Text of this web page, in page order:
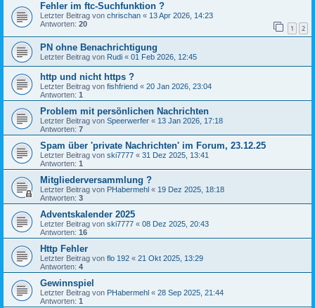
Fehler im ftc-Suchfunktion ?
Letzter Beitrag von chrischan « 13 Apr 2026, 14:23
Antworten: 20 1 2
PN ohne Benachrichtigung
Letzter Beitrag von Rudi « 01 Feb 2026, 12:45
http und nicht https ?
Letzter Beitrag von fishfriend « 20 Jan 2026, 23:04
Antworten: 1
Problem mit persönlichen Nachrichten
Letzter Beitrag von Speerwerfer « 13 Jan 2026, 17:18
Antworten: 7
Spam über 'private Nachrichten' im Forum, 23.12.25
Letzter Beitrag von ski7777 « 31 Dez 2025, 13:41
Antworten: 1
Mitgliederversammlung ?
Letzter Beitrag von PHabermehl « 19 Dez 2025, 18:18
Antworten: 3
Adventskalender 2025
Letzter Beitrag von ski7777 « 08 Dez 2025, 20:43
Antworten: 16
Http Fehler
Letzter Beitrag von flo 192 « 21 Okt 2025, 13:29
Antworten: 4
Gewinnspiel
Letzter Beitrag von PHabermehl « 28 Sep 2025, 21:44
Antworten: 1